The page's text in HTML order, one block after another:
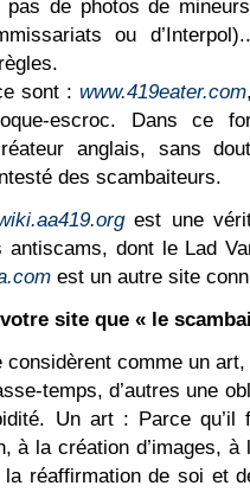
de photos de
ou
sont :www.419eater.com
escroc. Dans ce
anglais, sans
des scambaiteurs.
est une
antiscams, dont le Lad
est un autre site
site que « le
comme un
temps, d’autres une
Un art : Parce qu’il
à la création d’images,
réaffirmation de soi et